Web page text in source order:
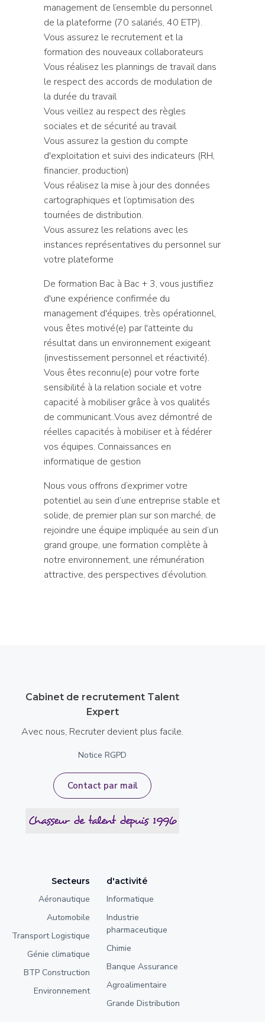
management de l’ensemble du personnel
de la plateforme (70 salariés, 40 ETP).
Vous assurez le recrutement et la
formation des nouveaux collaborateurs
Vous réalisez les plannings de travail dans
le respect des accords de modulation de
la durée du travail
Vous veillez au respect des règles
sociales et de sécurité au travail
Vous assurez la gestion du compte
d'exploitation et suivi des indicateurs (RH,
financier, production)
Vous réalisez la mise à jour des données
cartographiques et l’optimisation des
tournées de distribution.
Vous assurez les relations avec les
instances représentatives du personnel sur
votre plateforme
De formation Bac à Bac + 3, vous justifiez
d'une expérience confirmée du
management d'équipes, très opérationnel,
vous êtes motivé(e) par l'atteinte du
résultat dans un environnement exigeant
(investissement personnel et réactivité).
Vous êtes reconnu(e) pour votre forte
sensibilité à la relation sociale et votre
capacité à mobiliser grâce à vos qualités
de communicant..Vous avez démontré de
réelles capacités à mobiliser et à fédérer
vos équipes. Connaissances en
informatique de gestion
Nous vous offrons d’exprimer votre
potentiel au sein d’une entreprise stable et
solide, de premier plan sur son marché, de
rejoindre une équipe impliquée au sein d’un
grand groupe, une formation complète à
notre environnement, une rémunération
attractive, des perspectives d’évolution.
Cabinet de recrutement Talent
Expert
Avec nous, Recruter devient plus facile.
Notice RGPD
Contact par mail
Secteurs
Aéronautique
Automobile
Transport Logistique
Génie climatique
BTP Construction
Environnement
d'activité
Informatique
Industrie
pharmaceutique
Chimie
Banque Assurance
Agroalimentaire
Grande Distribution